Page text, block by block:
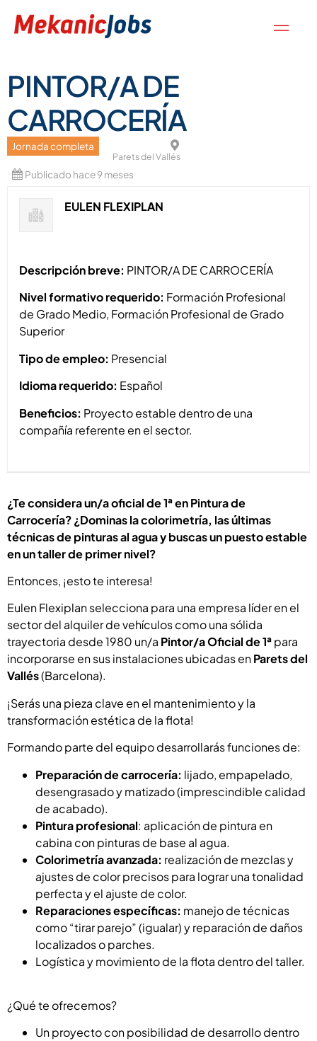
PINTOR/A DE
CARROCERÍA
Jornada completa
Parets del Vallés
Publicado hace 9 meses
EULEN FLEXIPLAN
Descripción breve: PINTOR/A DE CARROCERÍA
Nivel formativo requerido: Formación Profesional
de Grado Medio, Formación Profesional de Grado
Superior
Tipo de empleo: Presencial
Idioma requerido: Español
Beneficios: Proyecto estable dentro de una
compañía referente en el sector.
¿Te considera un/a oficial de 1ª en Pintura de
Carrocería? ¿Dominas la colorimetría, las últimas
técnicas de pinturas al agua y buscas un puesto estable
en un taller de primer nivel?
Entonces, ¡esto te interesa!
Eulen Flexiplan selecciona para una empresa líder en el
sector del alquiler de vehículos como una sólida
trayectoria desde 1980 un/a Pintor/a Oficial de 1ªpara
incorporarse en sus instalaciones ubicadas enParets del
Vallés(Barcelona).
¡Serás una pieza clave en el mantenimiento y la
transformación estética de la flota!
Formando parte del equipo desarrollarás funciones de:
Preparación de carrocería: lijado, empapelado,
desengrasado y matizado (imprescindible calidad
de acabado).
Pintura profesional: aplicación de pintura en
cabina con pinturas de base al agua.
Colorimetría avanzada: realización de mezclas y
ajustes de color precisos para lograr una tonalidad
perfecta y el ajuste de color.
Reparaciones específicas: manejo de técnicas
como “tirar parejo” (igualar) y reparación de daños
localizados o parches.
Logística y movimiento de la flota dentro del taller.
¿Qué te ofrecemos?
Un proyecto con posibilidad de desarrollo dentro